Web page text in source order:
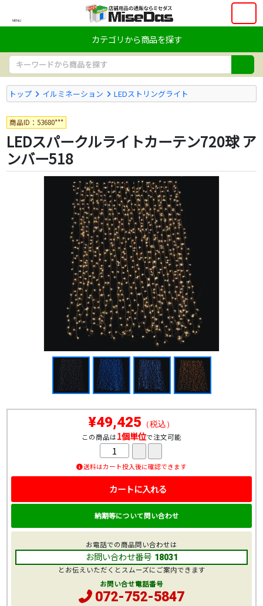
MENU
カテゴリから商品を探す
トップ イルミネーション LEDストリングライト
商品ID：53680***
LEDスパークルライトカーテン720球 ア
ンバー518
¥49,425 （税込）
この商品は1個単位で注文可能
送料はカート投入後に確認できます
カートに入れる
納期等について問い合わせ
お電話での商品問い合わせは
お問い合わせ番号 18031
とお伝えいただくとスムーズにご案内できます
お問い合せ電話番号
072-752-5847